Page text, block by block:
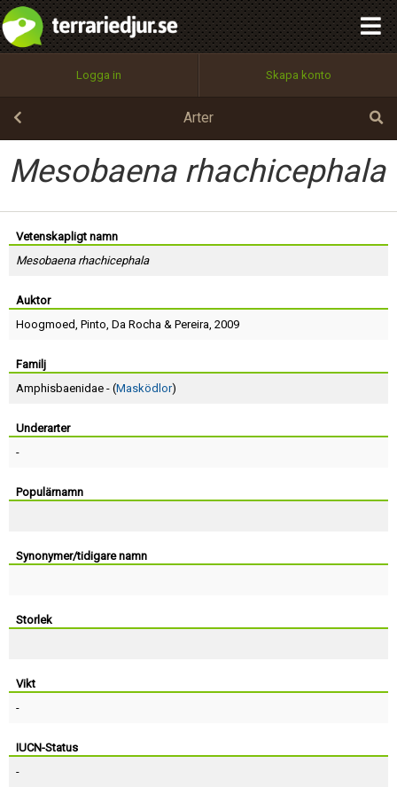
Logga in Skapa konto
Arter
Mesobaena rhachicephala
Vetenskapligt namn
Mesobaena rhachicephala
Auktor
Hoogmoed, Pinto, Da Rocha & Pereira, 2009
Familj
Amphisbaenidae - (Masködlor)
Underarter
-
Populärnamn
Synonymer/tidigare namn
Storlek
Vikt
-
IUCN-Status
-
Utför
100%
OK
integritetspolicy
Namn:
Epost:
Lösenord:
Terms of Service
Skapa konto
Begär nytt lösenord
Tillbaka till förstasidan